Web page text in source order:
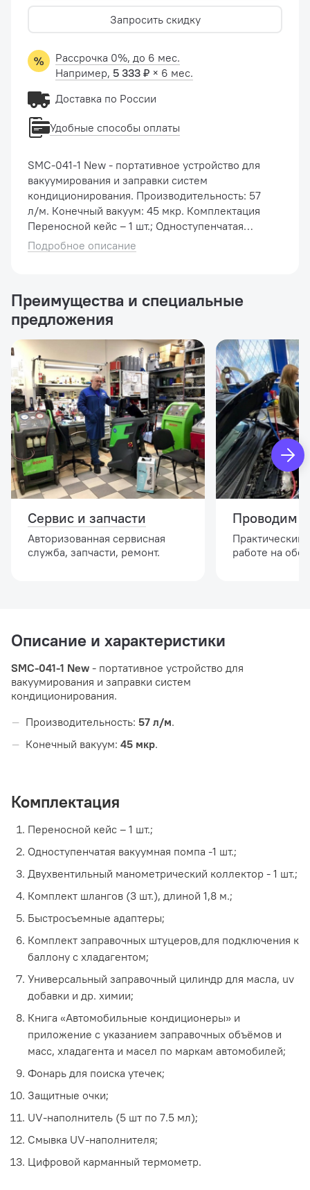
SMC-041-1 New - портативное устройство для
вакуумирования и заправки систем
кондиционирования. Производительность: 57
л/м. Конечный вакуум: 45 мкр. Комплектация
Переносной кейс – 1 шт.; Одноступенчатая
вакуумная помпа -1 шт.; Двухвентильный
манометрический коллектор - 1 ...
Подробное описание
Запросить скидку
Рассрочка 0%, до 6 мес.
Например, 5 333 ₽ × 6 мес.
Доставка по России
Удобные способы оплаты
Преимущества и специальные
предложения
Сервис и запчасти
Авторизованная сервисная
служба, запчасти, ремонт.
Проводим
Практический
работе на
Описание и характеристики
SMC-041-1 New - портативное устройство для
вакуумирования и заправки систем
кондиционирования.
Производительность: 57 л/м.
Конечный вакуум: 45 мкр.
Комплектация
Переносной кейс – 1 шт.;
Одноступенчатая вакуумная помпа -1 шт.;
Двухвентильный манометрический коллектор - 1 шт.;
Комплект шлангов (3 шт.), длиной 1,8 м.;
Быстросъемные адаптеры;
Комплект заправочных штуцеров,для подключения к
баллону с хладагентом;
Универсальный заправочный цилиндр для масла, uv
добавки и др. химии;
Книга «Автомобильные кондиционеры» и
приложение с указанием заправочных объёмов и
масс, хладагента и масел по маркам автомобилей;
Фонарь для поиска утечек;
Защитные очки;
UV-наполнитель (5 шт по 7.5 мл);
Смывка UV-наполнителя;
Цифровой карманный термометр.